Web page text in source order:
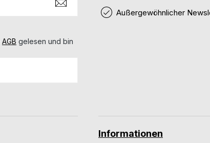
AGB gelesen und bin
Außergewöhnlicher
Informationen